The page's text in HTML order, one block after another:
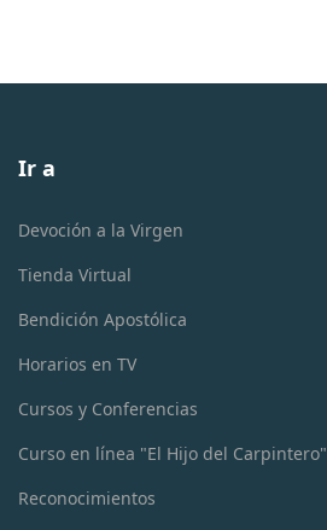
Ir a
Devoción a la Virgen
Tienda Virtual
Bendición Apostólica
Horarios en TV
Cursos y Conferencias
Curso en línea "El Hijo del Carpintero"
Reconocimientos